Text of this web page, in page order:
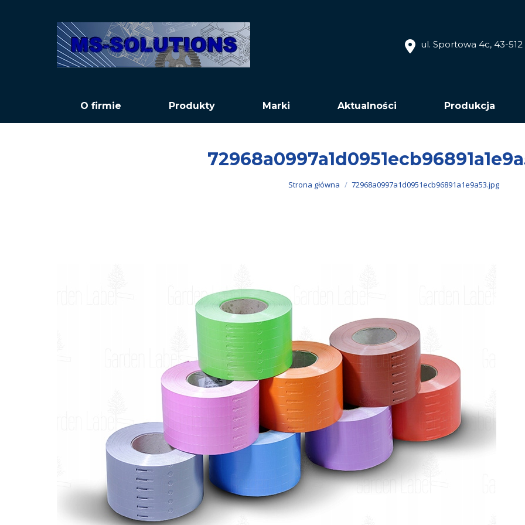
ul. Sportowa 4c, 43-
O firmie Produkty Marki Aktualności Produkcja
Jesteś tutaj:
Strona główna 72968a0997a1d0951ecb96891a1e9a53.jpg